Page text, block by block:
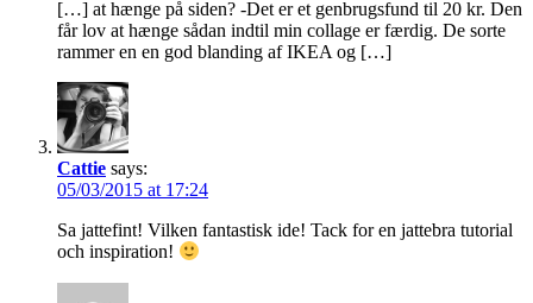
[…] at hænge på siden? -Det er et genbrugsfund til 20 kr. Den
får lov at hænge sådan indtil min collage er færdig. De sorte
rammer en en god blanding af IKEA og […]
Cattie says:
05/03/2015 at 17:24
Sa jattefint! Vilken fantastisk ide! Tack for en jattebra tutorial
och inspiration!